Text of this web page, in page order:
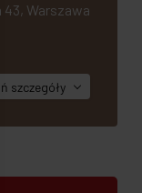
43, Warszawa
szczegóły